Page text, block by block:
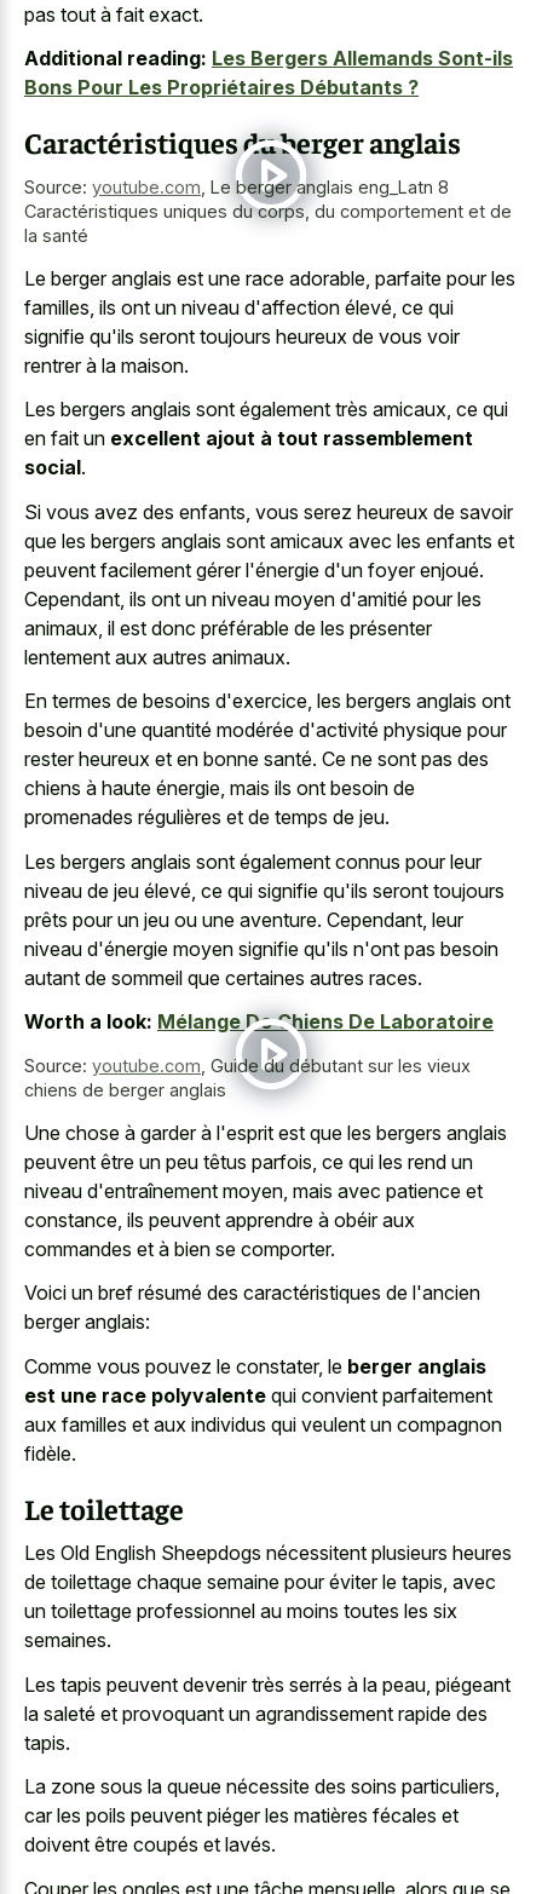
pas tout à fait exact.
Additional reading: Les Bergers Allemands Sont-ils
Bons Pour Les Propriétaires Débutants ?
Caractéristiques du berger anglais
Source: youtube.com Le berger anglais eng_Latn 8
Caractéristiques uniques du corps, du comportement et de
la santé
Le berger anglais est une race adorable, parfaite pour les
familles, ils ont un niveau d'affection élevé, ce qui
signifie qu'ils seront toujours heureux de vous voir
rentrer à la maison.
Les bergers anglais sont également très amicaux, ce qui
en fait un excellent ajout à tout rassemblement
social.
Si vous avez des enfants, vous serez heureux de savoir
que les bergers anglais sont amicaux avec les enfants et
peuvent facilement gérer l'énergie d'un foyer enjoué.
Cependant, ils ont un niveau moyen d'amitié pour les
animaux, il est donc préférable de les présenter
lentement aux autres animaux.
En termes de besoins d'exercice, les bergers anglais ont
besoin d'une quantité modérée d'activité physique pour
rester heureux et en bonne santé. Ce ne sont pas des
chiens à haute énergie, mais ils ont besoin de
promenades régulières et de temps de jeu.
Les bergers anglais sont également connus pour leur
niveau de jeu élevé, ce qui signifie qu'ils seront toujours
prêts pour un jeu ou une aventure. Cependant, leur
niveau d'énergie moyen signifie qu'ils n'ont pas besoin
autant de sommeil que certaines autres races.
Worth a look: Mélange De Chiens De Laboratoire
Source: youtube.com Guide du débutant sur les vieux
chiens de berger anglais
Une chose à garder à l'esprit est que les bergers anglais
peuvent être un peu têtus parfois, ce qui les rend un
niveau d'entraînement moyen, mais avec patience et
constance, ils peuvent apprendre à obéir aux
commandes et à bien se comporter.
Voici un bref résumé des caractéristiques de l'ancien
berger anglais:
Comme vous pouvez le constater, le berger anglais
est une race polyvalente qui convient parfaitement
aux familles et aux individus qui veulent un compagnon
fidèle.
Le toilettage
Les Old English Sheepdogs nécessitent plusieurs heures
de toilettage chaque semaine pour éviter le tapis, avec
un toilettage professionnel au moins toutes les six
semaines.
Les tapis peuvent devenir très serrés à la peau, piégeant
la saleté et provoquant un agrandissement rapide des
tapis.
La zone sous la queue nécessite des soins particuliers,
car les poils peuvent piéger les matières fécales et
doivent être coupés et lavés.
Couper les ongles est une tâche mensuelle, alors que se